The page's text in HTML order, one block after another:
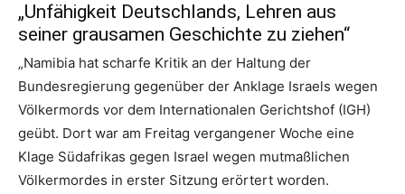
„Unfähigkeit Deutschlands, Lehren aus
seiner grausamen Geschichte zu ziehen“
„Namibia hat scharfe Kritik an der Haltung der
Bundesregierung gegenüber der Anklage Israels wegen
Völkermords vor dem Internationalen Gerichtshof (IGH)
geübt. Dort war am Freitag vergangener Woche eine
Klage Südafrikas gegen Israel wegen mutmaßlichen
Völkermordes in erster Sitzung erörtert worden.